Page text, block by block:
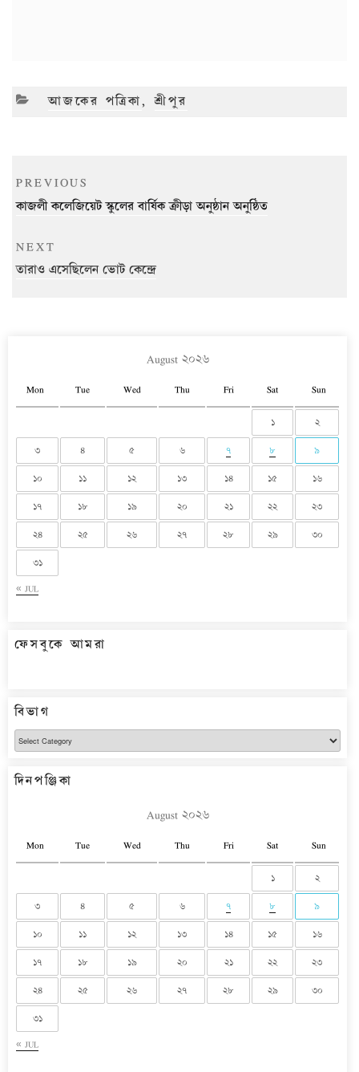
CATEGORIES
আজকের পত্রিকা,শ্রীপুর
Post
navigation
Previous
Post
PREVIOUS
কাজলী কলেজিয়েট স্কুলের বার্ষিক ক্রীড়া অনুষ্ঠান অনুষ্ঠিত
Next
Post
NEXT
তারাও এসেছিলেন ভোট কেন্দ্রে
August ২০২৬
Mon Tue Wed Thu Fri Sat Sun
« JUL
১ ২
৩ ৪ ৫ ৬ ৭ ৮ ৯
১০ ১১ ১২ ১৩ ১৪ ১৫ ১৬
১৭ ১৮ ১৯ ২০ ২১ ২২ ২৩
২৪ ২৫ ২৬ ২৭ ২৮ ২৯ ৩০
৩১
ফেসবুকে আমরা
বিভাগ
বিভাগ
দিনপঞ্জিকা
August ২০২৬
Mon Tue Wed Thu Fri Sat Sun
« JUL
১ ২
৩ ৪ ৫ ৬ ৭ ৮ ৯
১০ ১১ ১২ ১৩ ১৪ ১৫ ১৬
১৭ ১৮ ১৯ ২০ ২১ ২২ ২৩
২৪ ২৫ ২৬ ২৭ ২৮ ২৯ ৩০
৩১